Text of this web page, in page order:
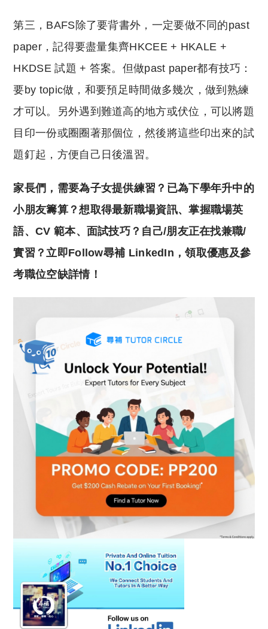
第三，BAFS除了要背書外，一定要做不同的past
paper，記得要盡量集齊HKCEE + HKALE +
HKDSE試題 + 答案。但做past paper都有技巧：
要by topic做，和要預足時間做多幾次，做到熟練
才可以。另外遇到難道高的地方或伏位，可以將題
目印一份或圈圈著那個位，然後將這些印出來的試
題釘起，方便自己日後溫習。
家長們，需要為子女提供練習？已為下學年升中的
小朋友籌算？想取得最新職場資訊、掌握職場英
語、CV 範本、面試技巧？自己/朋友正在找兼職/
實習？立即Follow尋補 LinkedIn，領取優惠及參
考職位空缺詳情！